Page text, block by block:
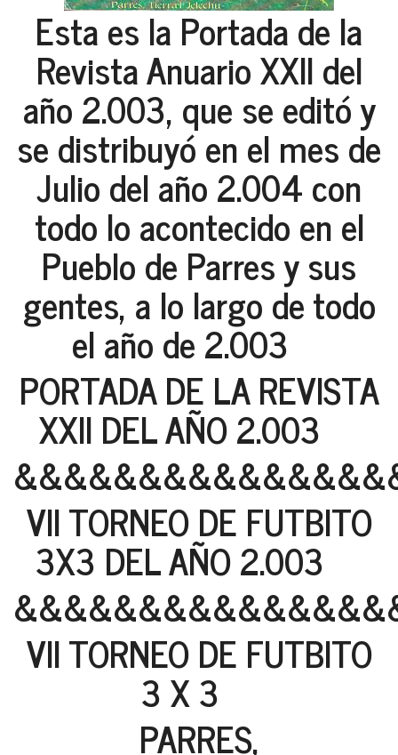
Esta es la Portada de la
Revista Anuario XXII del
año 2.003, que se editó y
se distribuyó en el mes de
Julio del año 2.004 con
todo lo acontecido en el
Pueblo de Parres y sus
gentes, a lo largo de todo
el año de 2.003
PORTADA DE LA REVISTA
XXII DEL AÑO 2.003
VII TORNEO DE FUTBITO
3X3 DEL AÑO 2.003
VII TORNEO DE FUTBITO
3 X 3
PARRES,